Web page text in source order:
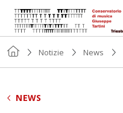
Notizie News
NEWS